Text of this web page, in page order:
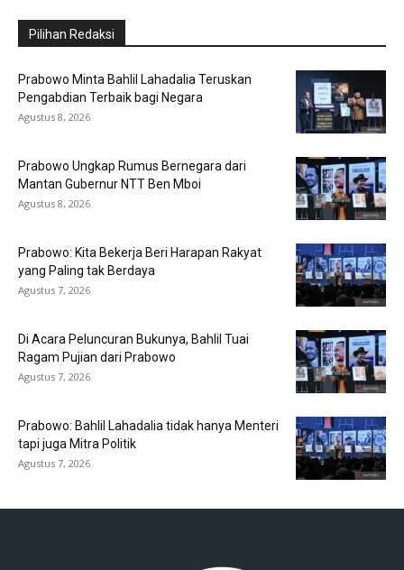
Pilihan Redaksi
Prabowo Minta Bahlil Lahadalia Teruskan
Pengabdian Terbaik bagi Negara
Agustus 8, 2026
Prabowo Ungkap Rumus Bernegara dari
Mantan Gubernur NTT Ben Mboi
Agustus 8, 2026
Prabowo: Kita Bekerja Beri Harapan Rakyat
yang Paling tak Berdaya
Agustus 7, 2026
Di Acara Peluncuran Bukunya, Bahlil Tuai
Ragam Pujian dari Prabowo
Agustus 7, 2026
Prabowo: Bahlil Lahadalia tidak hanya Menteri
tapi juga Mitra Politik
Agustus 7, 2026